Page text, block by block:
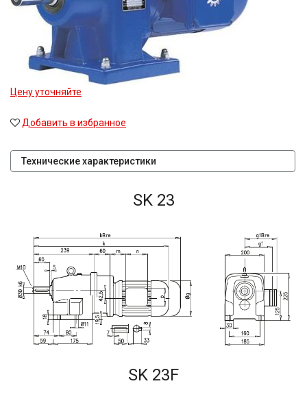
Цену уточняйте
Добавить в избранное
Технические характеристики
SK 23
SK 23F